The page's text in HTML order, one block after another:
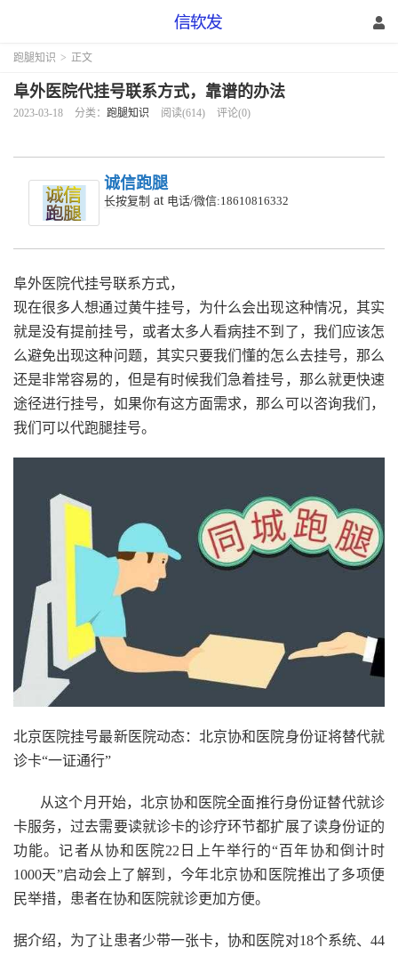
跑腿知识 > 正文
阜外医院代挂号联系方式，靠谱的办法
2023-03-18 分类： 跑腿知识 阅读(614) 评论(0)
诚信跑腿
长按复制 at 电话/微信:18610816332
阜外医院代挂号联系方式，
现在很多人想通过黄牛挂号，为什么会出现这种情况，其实
就是没有提前挂号，或者太多人看病挂不到了，我们应该怎
么避免出现这种问题，其实只要我们懂的怎么去挂号，那么
还是非常容易的，但是有时候我们急着挂号，那么就更快速
途径进行挂号，如果你有这方面需求，那么可以咨询我们，
我们可以代跑腿挂号。
北京医院挂号最新医院动态：北京协和医院身份证将替代就
诊卡“一证通行”
从这个月开始，北京协和医院全面推行身份证替代就诊
卡服务，过去需要读就诊卡的诊疗环节都扩展了读身份证的
功能。记者从协和医院22日上午举行的“百年协和倒计时
1000天”启动会上了解到，今年北京协和医院推出了多项便
民举措，患者在协和医院就诊更加方便。
据介绍，为了让患者少带一张卡，协和医院对18个系统、44